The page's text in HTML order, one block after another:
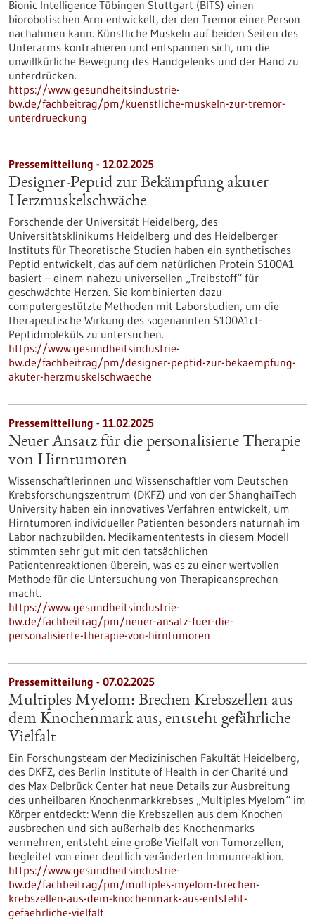
Bionic Intelligence Tübingen Stuttgart (BITS) einen
biorobotischen Arm entwickelt, der den Tremor einer Person
nachahmen kann. Künstliche Muskeln auf beiden Seiten des
Unterarms kontrahieren und entspannen sich, um die
unwillkürliche Bewegung des Handgelenks und der Hand zu
unterdrücken.
https://www.gesundheitsindustrie-
bw.de/fachbeitrag/pm/kuenstliche-muskeln-zur-tremor-
unterdrueckung
Pressemitteilung - 12.02.2025
Designer-Peptid zur Bekämpfung akuter
Herzmuskelschwäche
Forschende der Universität Heidelberg, des
Universitätsklinikums Heidelberg und des Heidelberger
Instituts für Theoretische Studien haben ein synthetisches
Peptid entwickelt, das auf dem natürlichen Protein S100A1
basiert – einem nahezu universellen „Treibstoff“ für
geschwächte Herzen. Sie kombinierten dazu
computergestützte Methoden mit Laborstudien, um die
therapeutische Wirkung des sogenannten S100A1ct-
Peptidmoleküls zu untersuchen.
https://www.gesundheitsindustrie-
bw.de/fachbeitrag/pm/designer-peptid-zur-bekaempfung-
akuter-herzmuskelschwaeche
Pressemitteilung - 11.02.2025
Neuer Ansatz für die personalisierte Therapie
von Hirntumoren
Wissenschaftlerinnen und Wissenschaftler vom Deutschen
Krebsforschungszentrum (DKFZ) und von der ShanghaiTech
University haben ein innovatives Verfahren entwickelt, um
Hirntumoren individueller Patienten besonders naturnah im
Labor nachzubilden. Medikamententests in diesem Modell
stimmten sehr gut mit den tatsächlichen
Patientenreaktionen überein, was es zu einer wertvollen
Methode für die Untersuchung von Therapieansprechen
macht.
https://www.gesundheitsindustrie-
bw.de/fachbeitrag/pm/neuer-ansatz-fuer-die-
personalisierte-therapie-von-hirntumoren
Pressemitteilung - 07.02.2025
Multiples Myelom: Brechen Krebszellen aus
dem Knochenmark aus, entsteht gefährliche
Vielfalt
Ein Forschungsteam der Medizinischen Fakultät Heidelberg,
des DKFZ, des Berlin Institute of Health in der Charité und
des Max Delbrück Center hat neue Details zur Ausbreitung
des unheilbaren Knochenmarkkrebses „Multiples Myelom“ im
Körper entdeckt: Wenn die Krebszellen aus dem Knochen
ausbrechen und sich außerhalb des Knochenmarks
vermehren, entsteht eine große Vielfalt von Tumorzellen,
begleitet von einer deutlich veränderten Immunreaktion.
https://www.gesundheitsindustrie-
bw.de/fachbeitrag/pm/multiples-myelom-brechen-
krebszellen-aus-dem-knochenmark-aus-entsteht-
gefaehrliche-vielfalt